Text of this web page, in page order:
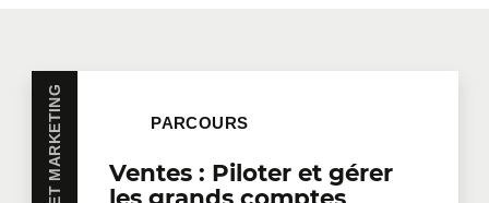
Ventes : Piloter et gérer
les grands comptes
PARCOURS